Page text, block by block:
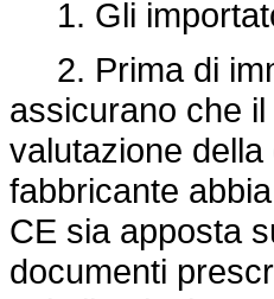
1. Gli
2. Prima di
assicurano che
valutazione
fabbricante
CE sia apposta
documenti